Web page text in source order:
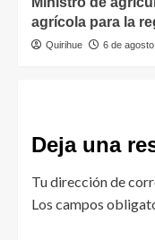
agrícola para la
Quirihue 6 de
Deja una
Tu dirección de
Los campos